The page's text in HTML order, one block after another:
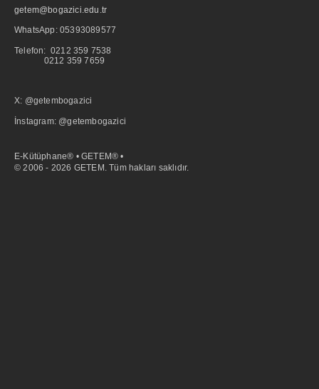
getem@bogazici.edu.tr
WhatsApp: 05393089577
Telefon: 0212 359 7538
0212 359 7659
X: @getembogazici
İnstagram: @getembogazici
E-Kütüphane® • GETEM® •
© 2006 - 2026 GETEM. Tüm hakları saklıdır.